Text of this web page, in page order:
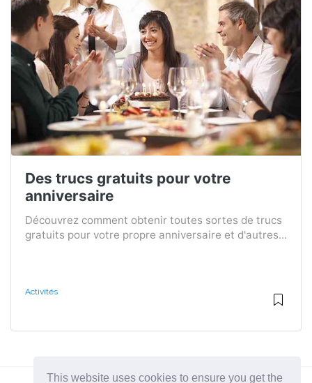
This website uses cookies to ensure you get the
Des trucs gratuits pour votre
anniversaire
Découvrez comment obtenir toutes sortes de trucs
gratuits pour votre propre anniversaire et d'autres...
Activités